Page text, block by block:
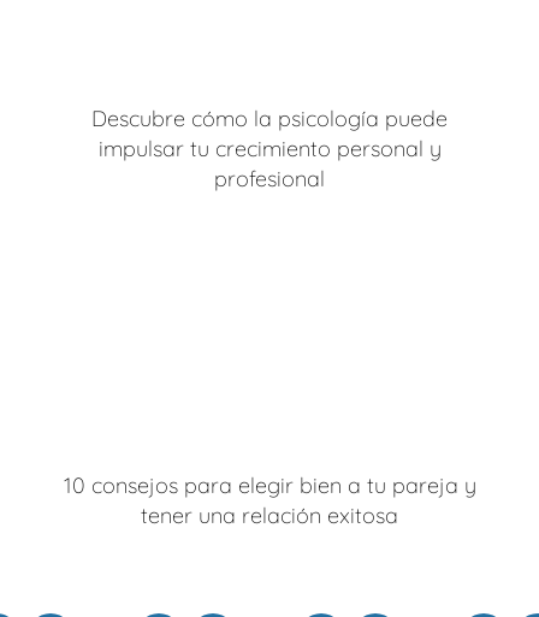
Descubre cómo la psicología puede
impulsar tu crecimiento personal y
profesional
10 consejos para elegir bien a tu pareja y
tener una relación exitosa